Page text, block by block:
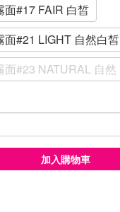
面#17 FAIR 白皙
面#21 LIGHT 自然白皙
面#23 NATURAL 自然
加入購物車